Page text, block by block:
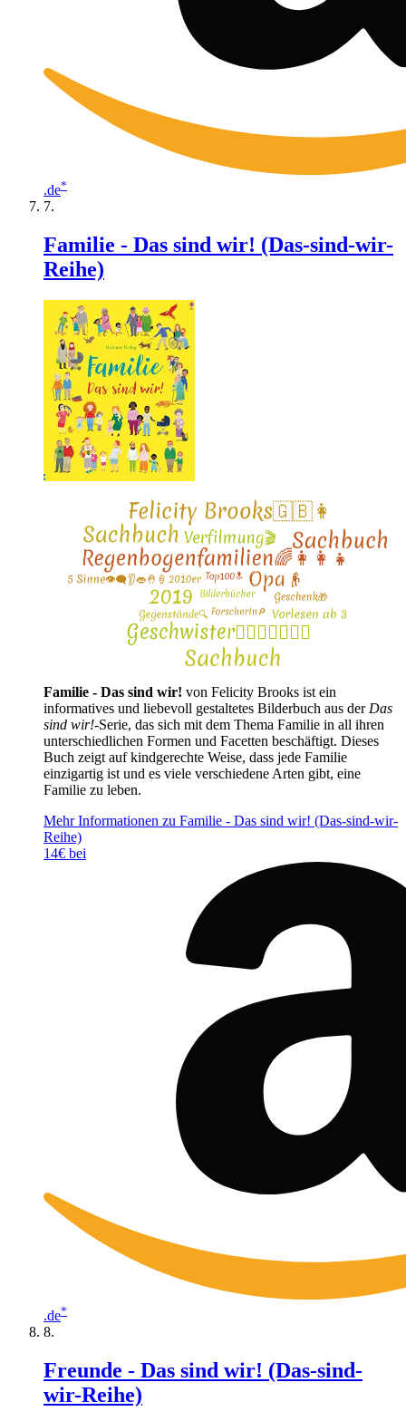
.de*
Familie - Das sind wir! (Das-sind-wir-
Reihe)
Familie - Das sind wir! von Felicity Brooks ist ein
informatives und liebevoll gestaltetes Bilderbuch aus der Das
sind wir!-Serie, das sich mit dem Thema Familie in all ihren
unterschiedlichen Formen und Facetten beschäftigt. Dieses
Buch zeigt auf kindgerechte Weise, dass jede Familie
einzigartig ist und es viele verschiedene Arten gibt, eine
Familie zu leben.
Mehr Informationen zu Familie - Das sind wir! (Das-sind-wir-
Reihe)
14€ bei
.de*
Freunde - Das sind wir! (Das-sind-
wir-Reihe)